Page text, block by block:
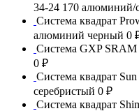
34-24 170 алюминий/
Система квадрат
алюминий черный 0
Система GXP
0 ₽
Система квадрат
серебристый 0 ₽
Система квадрат